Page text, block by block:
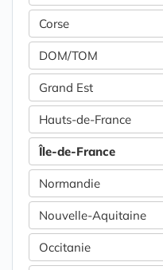
Corse
DOM/TOM
Grand Est
Hauts-de-France
Île-de-France
Normandie
Nouvelle-Aquitaine
Occitanie